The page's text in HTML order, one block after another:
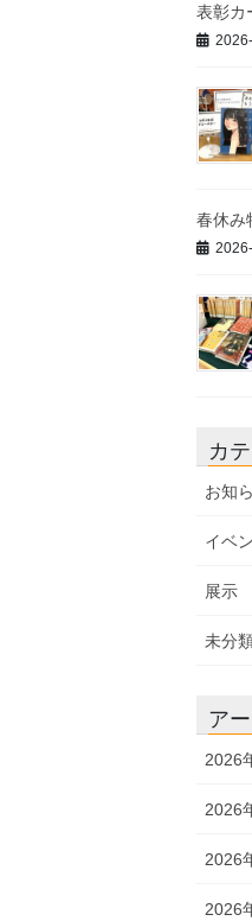
表彰カ
春休み
カ
お知
イベ
展示
未分
ア
2026
2026
2026
2026